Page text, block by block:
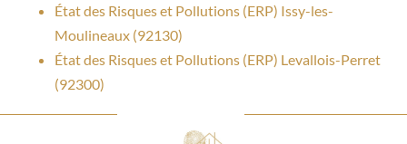
État des Risques et Pollutions (ERP) Issy-les-
Moulineaux (92130)
État des Risques et Pollutions (ERP) Levallois-Perret
(92300)